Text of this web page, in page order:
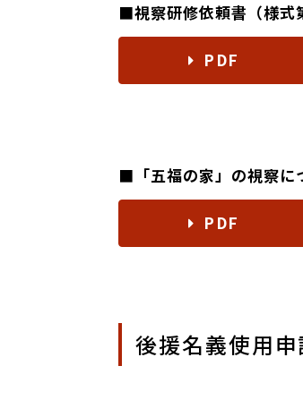
■視察研修依頼書（様式
PDF
■「五福の家」の視察に
PDF
後援名義使用